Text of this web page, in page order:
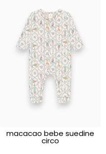
macacao bebe suedine
circo